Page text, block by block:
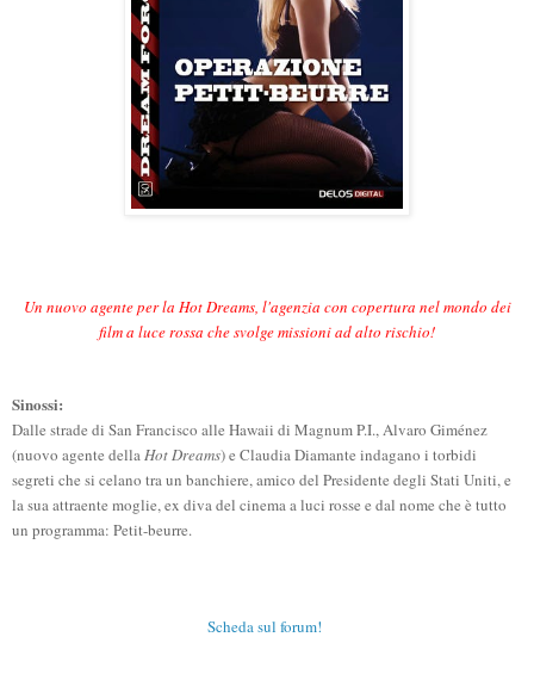
Un nuovo agente per la Hot Dreams, l'agenzia con copertura nel mondo dei
film a luce rossa che svolge missioni ad alto rischio!
Sinossi:
Dalle strade di San Francisco alle Hawaii di Magnum P.I., Alvaro Giménez
(nuovo agente dellaHot Dreams) e Claudia Diamante indagano i torbidi
segreti che si celano tra un banchiere, amico del Presidente degli Stati Uniti, e
la sua attraente moglie, ex diva del cinema a luci rosse e dal nome che è tutto
un programma: Petit-beurre.
Scheda sul forum!